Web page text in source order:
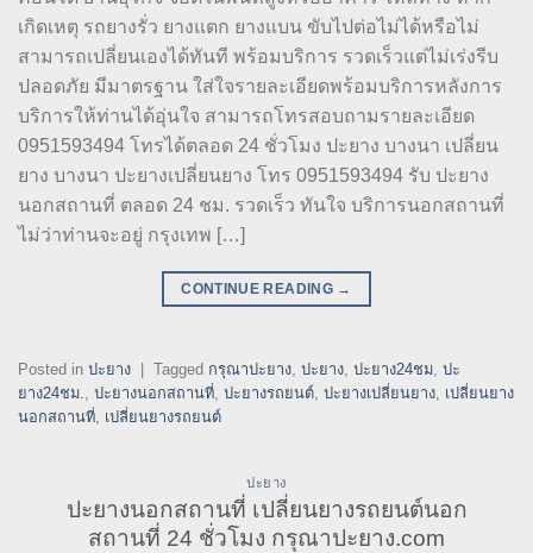
เกิดเหตุ รถยางรั่ว ยางแตก ยางแบน ขับไปต่อไม่ได้หรือไม่
สามารถเปลี่ยนเองได้ทันที พร้อมบริการ รวดเร็วแต่ไม่เร่งรีบ
ปลอดภัย มีมาตรฐาน ใส่ใจรายละเอียดพร้อมบริการหลังการ
บริการให้ท่านได้อุ่นใจ สามารถโทรสอบถามรายละเอียด
0951593494 โทรได้ตลอด 24 ชั่วโมง ปะยาง บางนา เปลี่ยน
ยาง บางนา ปะยางเปลี่ยนยาง โทร 0951593494 รับ ปะยาง
นอกสถานที่ ตลอด 24 ชม. รวดเร็ว ทันใจ บริการนอกสถานที่
ไม่ว่าท่านจะอยู่ กรุงเทพ […]
CONTINUE READING →
Posted in ปะยาง Tagged กรุณาปะยาง, ปะยาง, ปะยาง24ชม, ปะ
ยาง24ชม., ปะยางนอกสถานที่, ปะยางรถยนต์, ปะยางเปลี่ยนยาง, เปลี่ยนยาง
นอกสถานที่, เปลี่ยนยางรถยนต์
ปะยาง
ปะยางนอกสถานที่ เปลี่ยนยางรถยนต์นอก
สถานที่ 24 ชั่วโมง กรุณาปะยาง.com